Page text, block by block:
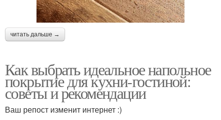
читать дальше →
Как выбрать идеальное напольное
покрытие для кухни-гостиной:
советы и рекомендации
Ваш репост изменит интернет :)